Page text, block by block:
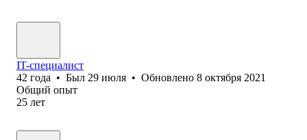
IT-специалист
42 года • Был 29 июля • Обновлено 8 октября 2021
Общий опыт
25 лет